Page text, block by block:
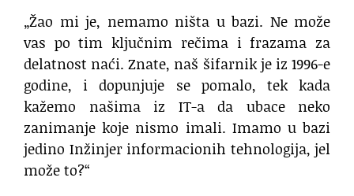
„Žao mi je, nemamo ništa u bazi. Ne može
vas po tim ključnim rečima i frazama za
delatnost naći. Znate, naš šifarnik je iz 1996-e
godine, i dopunjuje se pomalo, tek kada
kažemo našima iz IT-a da ubace neko
zanimanje koje nismo imali. Imamo u bazi
jedino Inžinjer informacionih tehnologija, jel
može to?“